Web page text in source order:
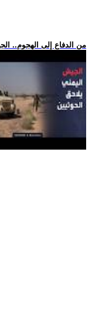
.. من الدفاع إلى الهجوم..